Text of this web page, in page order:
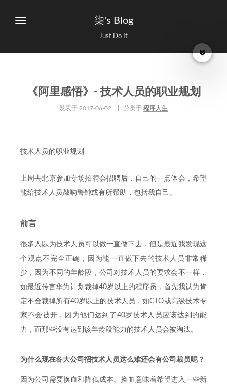
柒's Blog
Just Do It
《阿里感悟》- 技术人员的职业规划
发表于 2017-06-02 | 分类于 程序人生
技术人员的职业规划
上周去北京参加专场招聘会招聘后，自己的一点体会，希望
能给技术人员敲响警钟或有所帮助，包括我自己。
前言
很多人以为技术人员可以做一直做下去，但是最近我发现这
个观点不完全正确，因为能一直做下去的技术人员非常稀
少，因为不同的年龄段，公司对技术人员的要求会不一样，
如最近传言华为计划裁掉40岁以上的程序员，首先我认为肯
定不会裁掉所有40岁以上的技术人员，如CTO或高级技术专
家不会被开，因为他们达到了40岁技术人员应该达到的能
力，而那些没有达到该年龄段能力的技术人员会被淘汰。
为什么现在各大公司招技术人员这么难还会有公司裁员呢？
因为公司需要换血和降低成本。换血意味着希望进入一些新